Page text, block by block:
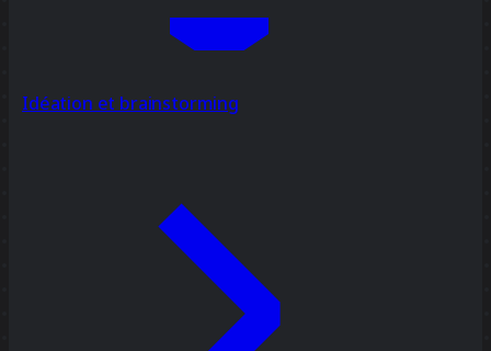
Idéation et brainstorming